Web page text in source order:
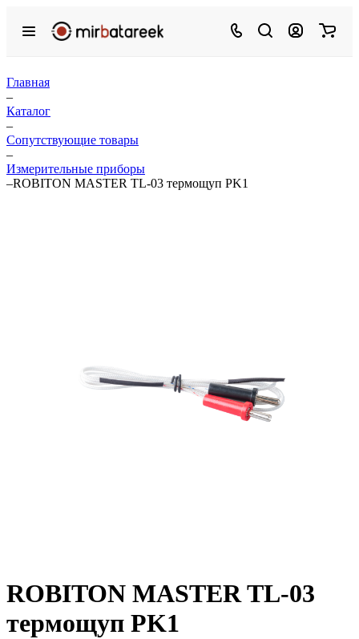
Главная
–
Каталог
–
Сопутствующие товары
–
Измерительные приборы
–ROBITON MASTER TL-03 термощуп PK1
ROBITON MASTER TL-03
термощуп PK1